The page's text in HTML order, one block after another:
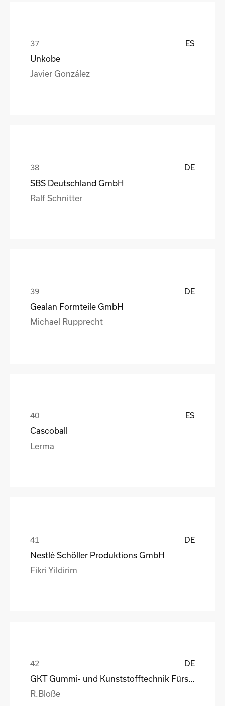
ES
Unkobe
Javier González
DE
SBS Deutschland GmbH
Ralf Schnitter
DE
Gealan Formteile GmbH
Michael Rupprecht
ES
Cascoball
Lerma
DE
Nestlé Schöller Produktions GmbH
Fikri Yildirim
DE
R.Bloße